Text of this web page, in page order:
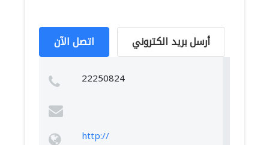
اتصل الآن أرسل بريد الكتروني
22250824
http://